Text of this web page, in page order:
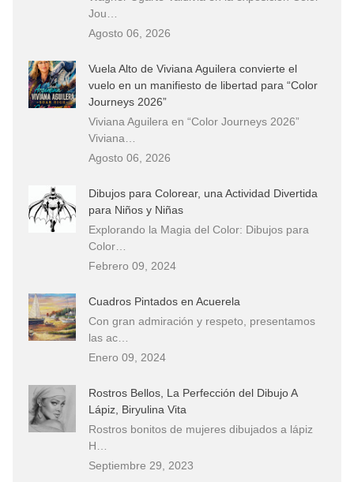
Jou…
Agosto 06, 2026
Vuela Alto de Viviana Aguilera convierte el
vuelo en un manifiesto de libertad para “Color
Journeys 2026”
Viviana Aguilera en “Color Journeys 2026”
Viviana…
Agosto 06, 2026
Dibujos para Colorear, una Actividad Divertida
para Niños y Niñas
Explorando la Magia del Color: Dibujos para
Color…
Febrero 09, 2024
Cuadros Pintados en Acuerela
Con gran admiración y respeto, presentamos
las ac…
Enero 09, 2024
Rostros Bellos, La Perfección del Dibujo A
Lápiz, Biryulina Vita
Rostros bonitos de mujeres dibujados a lápiz
H…
Septiembre 29, 2023